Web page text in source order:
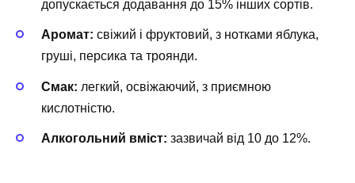
допускається додавання до 15% інших сортів.
Аромат: свіжий і фруктовий, з нотками яблука,
груші, персика та троянди.
Смак: легкий, освіжаючий, з приємною
кислотністю.
Алкогольний вміст: зазвичай від 10 до 12%.